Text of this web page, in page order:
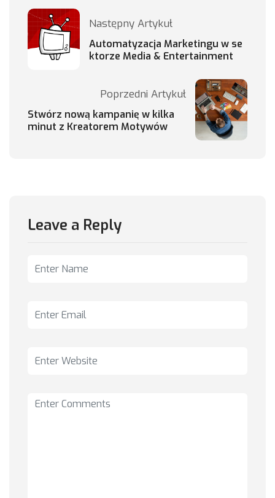
Następny Artykuł
Automatyzacja Marketingu w se
ktorze Media & Entertainment
Poprzedni Artykuł
Stwórz nową kampanię w kilka
minut z Kreatorem Motywów
Leave a Reply